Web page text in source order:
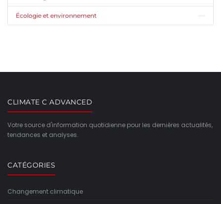
Écologie et environnement
CLIMATE C ADVANCED
Votre source d'information quotidienne pour les dernières actualités,
tendances et analyses.
CATÉGORIES
Changement climatique